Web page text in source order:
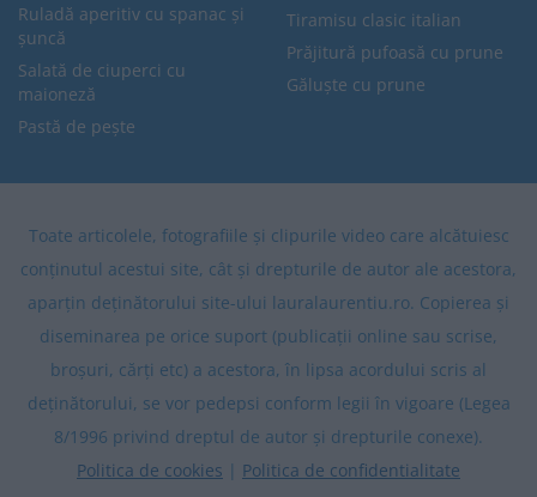
Ruladă aperitiv cu spanac și
șuncă
Salată de ciuperci cu
maioneză
Pastă de pește
Tiramisu clasic italian
Prăjitură pufoasă cu prune
Găluște cu prune
Toate articolele, fotografiile și clipurile video care alcătuiesc
conținutul acestui site, cât și drepturile de autor ale acestora,
aparțin deținătorului site-ului lauralaurentiu.ro. Copierea și
diseminarea pe orice suport (publicații online sau scrise,
broșuri, cărți etc) a acestora, în lipsa acordului scris al
deținătorului, se vor pedepsi conform legii în vigoare (Legea
8/1996 privind dreptul de autor și drepturile conexe).
Politica de cookies | Politica de confidentialitate